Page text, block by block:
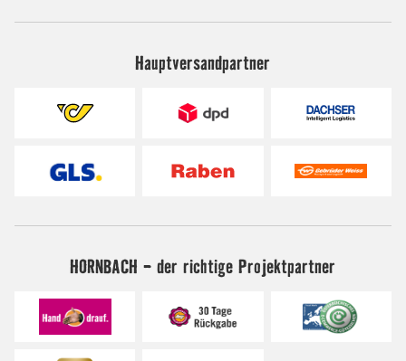
Hauptversandpartner
HORNBACH - der richtige Projektpartner